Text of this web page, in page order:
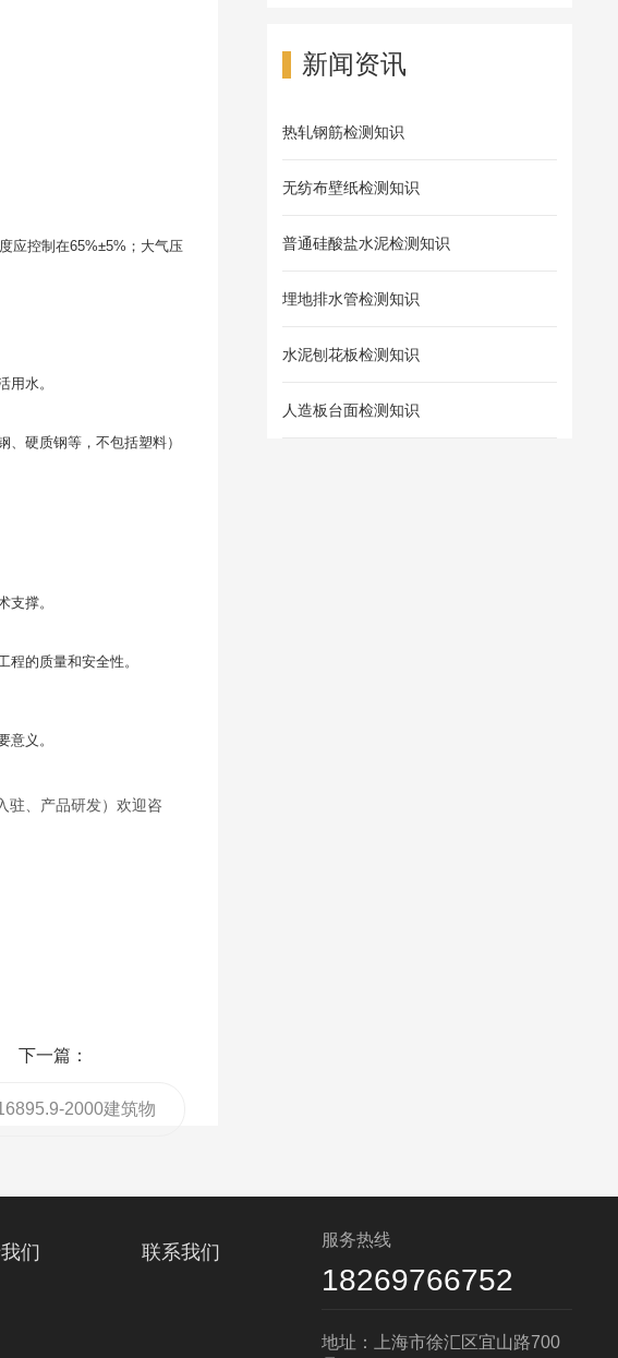
应控制在65%±5%；大气压
水。
硬质钢等，不包括塑料）
撑。
的质量和安全性。
义。
驻、产品研发）欢迎咨
下一篇：
2000建筑物
备用电气装置的接地
新闻资讯
热轧钢筋检测知识
无纺布壁纸检测知识
普通硅酸盐水泥检测知识
埋地排水管检测知识
水泥刨花板检测知识
人造板台面检测知识
们 联系我们
服务热线
18269766752
地址：上海市徐汇区宜山路700